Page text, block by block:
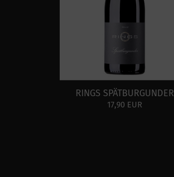
RINGS SPÄTBURGUNDER
17,90 EUR